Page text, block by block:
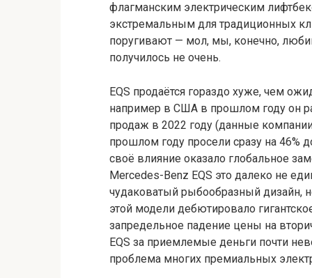
флагманским электрическим
экстремальным для традиционных
поругивают — мол, мы, конечно,
получилось не очень.
EQS продаётся гораздо хуже, чем
например в США в прошлом году он
продаж в 2022 году (данные
прошлом году просели сразу на 46%
своё влияние оказало глобальное
Mercedes-Benz EQS это далеко не
чудаковатый рыбообразный дизайн,
этой модели дебютировало
запредельное падение цены на
EQS за приемлемые деньги почти
проблема многих премиальных